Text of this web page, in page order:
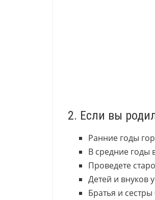
2. Если вы
Ранние годы
В средние годы
Проведете
Детей и внуков
Братья и